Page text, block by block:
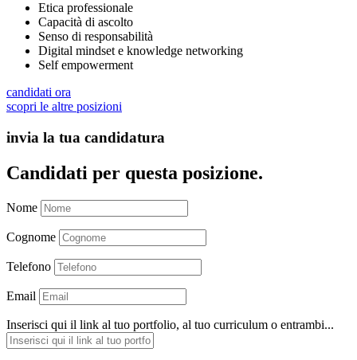
Etica professionale
Capacità di ascolto
Senso di responsabilità
Digital mindset e knowledge networking
Self empowerment
candidati ora
scopri le altre posizioni
invia la tua candidatura
Candidati per questa posizione.
Nome
Cognome
Telefono
Email
Inserisci qui il link al tuo portfolio, al tuo curriculum o entrambi...